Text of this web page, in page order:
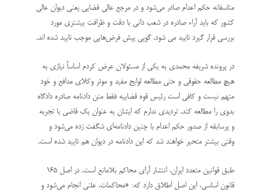
متاسفانه حکم اعدام صادر می‌شود و در مرجع عالی قضایی یعنی دیوان عالی
کشور که باید آراء صادره در شعب دانی با دقت و ظرافت بیشتری مورد
بررسی قرار گیرد تایید می شود. گویی پیش فرض‌هایی موجب تایید شده اند.
در پرونده شریفه محمدی به یکی از مسئولان عرض کردم اساساً نیازی به
هیچ مطالعه حقوقی و حتی مطالعه لوایح مفید و موثر وکلای مدافع و خود
متهم نیست و کافی است رئیس قوه قضاییه فقط متن دادنامه صادره دادگاه
بدوی را مطالعه کند. تردیدی ندارم که ایشان به عنوان یک قاضی با تجربه
و پرسابقه از صدور حکم اعدام با چنین دادنامه‌ای شگفت زده می‌شود و
وقتی بیشتر متحیر خواهند شد که این دادنامه در دیوان هم تایید شده است.
طبق قوانین متعدد ایران، انتشار آرای محاکم بلامانع است. در اصل ۱۶۵
قانون اساسی، این اصل اطلاق دارد که: «محاکمات‌، علنی‌ انجام‌ می‌شود و